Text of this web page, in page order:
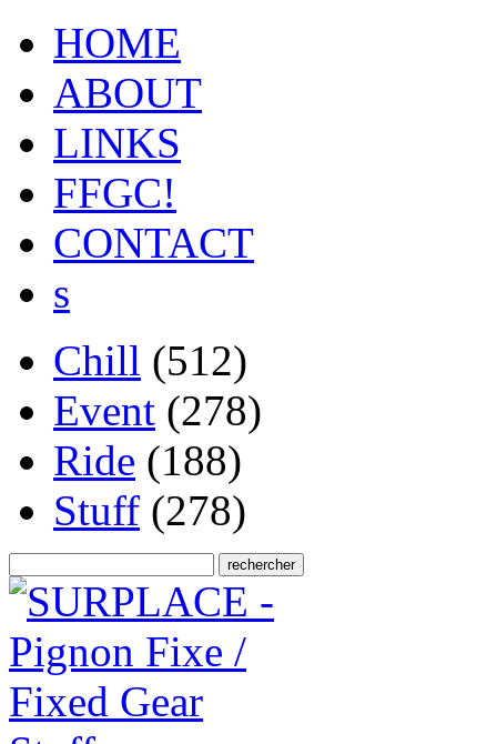
HOME
ABOUT
LINKS
FFGC!
CONTACT
s
Chill (512)
Event (278)
Ride (188)
Stuff (278)